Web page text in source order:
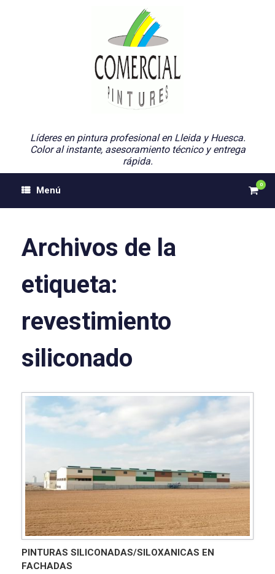
Líderes en pintura profesional en Lleida y Huesca.
Color al instante, asesoramiento técnico y entrega
rápida.
Menú
Ver
0
Archivos de la
etiqueta:
revestimiento
siliconado
PINTURAS SILICONADAS/SILOXANICAS EN
FACHADAS